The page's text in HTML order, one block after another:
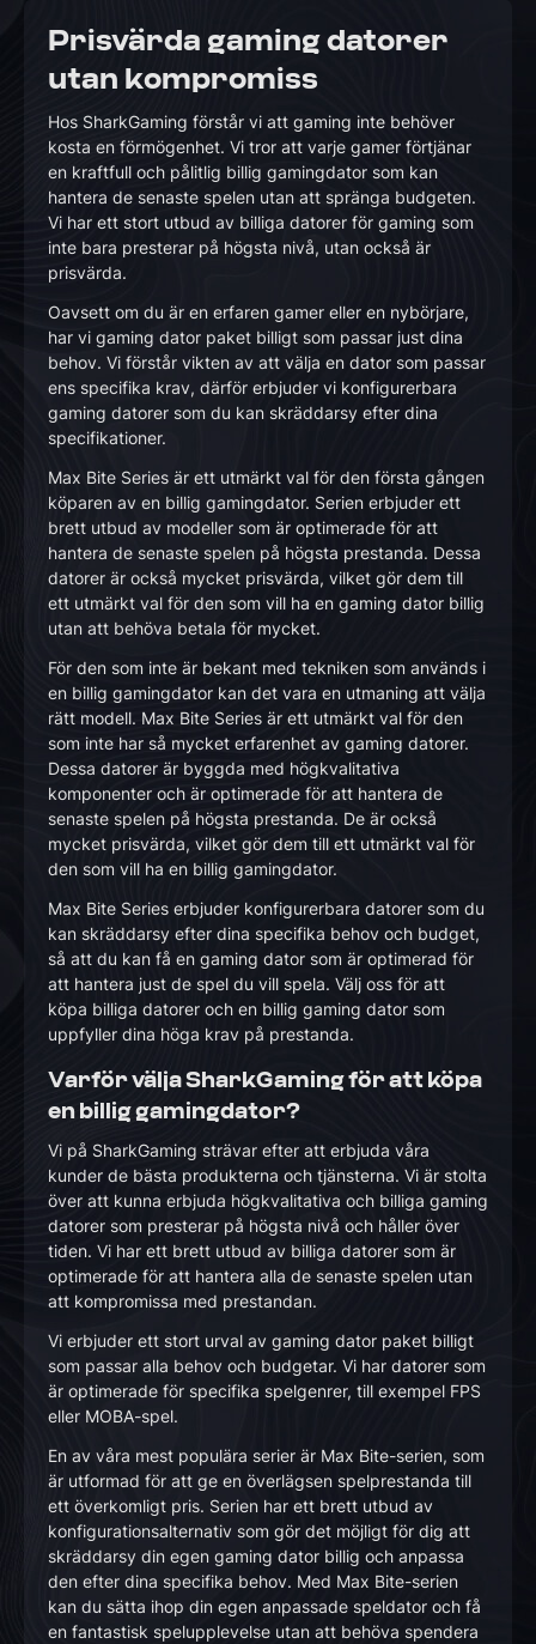
Prisvärda gaming datorer
utan kompromiss
Hos SharkGaming förstår vi att gaming inte behöver
kosta en förmögenhet. Vi tror att varje gamer förtjänar
en kraftfull och pålitlig billig gamingdator som kan
hantera de senaste spelen utan att spränga budgeten.
Vi har ett stort utbud av billiga datorer för gaming som
inte bara presterar på högsta nivå, utan också är
prisvärda.
Oavsett om du är en erfaren gamer eller en nybörjare,
har vi gaming dator paket billigt som passar just dina
behov. Vi förstår vikten av att välja en dator som passar
ens specifika krav, därför erbjuder vi konfigurerbara
gaming datorer som du kan skräddarsy efter dina
specifikationer.
Max Bite Series är ett utmärkt val för den första gången
köparen av en billig gamingdator. Serien erbjuder ett
brett utbud av modeller som är optimerade för att
hantera de senaste spelen på högsta prestanda. Dessa
datorer är också mycket prisvärda, vilket gör dem till
ett utmärkt val för den som vill ha en gaming dator billig
utan att behöva betala för mycket.
För den som inte är bekant med tekniken som används i
en billig gamingdator kan det vara en utmaning att välja
rätt modell. Max Bite Series är ett utmärkt val för den
som inte har så mycket erfarenhet av gaming datorer.
Dessa datorer är byggda med högkvalitativa
komponenter och är optimerade för att hantera de
senaste spelen på högsta prestanda. De är också
mycket prisvärda, vilket gör dem till ett utmärkt val för
den som vill ha en billig gamingdator.
Max Bite Series erbjuder konfigurerbara datorer som du
kan skräddarsy efter dina specifika behov och budget,
så att du kan få en gaming dator som är optimerad för
att hantera just de spel du vill spela. Välj oss för att
köpa billiga datorer och en billig gaming dator som
uppfyller dina höga krav på prestanda.
Varför välja SharkGaming för att köpa
en billig gamingdator?
Vi på SharkGaming strävar efter att erbjuda våra
kunder de bästa produkterna och tjänsterna. Vi är stolta
över att kunna erbjuda högkvalitativa och billiga gaming
datorer som presterar på högsta nivå och håller över
tiden. Vi har ett brett utbud av billiga datorer som är
optimerade för att hantera alla de senaste spelen utan
att kompromissa med prestandan.
Vi erbjuder ett stort urval av gaming dator paket billigt
som passar alla behov och budgetar. Vi har datorer som
är optimerade för specifika spelgenrer, till exempel FPS
eller MOBA-spel.
En av våra mest populära serier är Max Bite-serien, som
är utformad för att ge en överlägsen spelprestanda till
ett överkomligt pris. Serien har ett brett utbud av
konfigurationsalternativ som gör det möjligt för dig att
skräddarsy din egen gaming dator billig och anpassa
den efter dina specifika behov. Med Max Bite-serien
kan du sätta ihop din egen anpassade speldator och få
en fantastisk spelupplevelse utan att behöva spendera